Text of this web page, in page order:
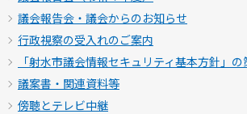
議会報告会・議会からのお知らせ
行政視察の受入れのご案内
「射水市議会情報セキュリティ基本方針」
議案書・関連資料等
傍聴とテレビ中継